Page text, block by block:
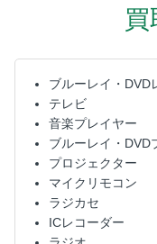
ブルーレイ・DVD
テレビ
音楽プレイヤー
ブルーレイ・DVD
プロジェクター
マイクリモコン
ラジカセ
ICレコーダー